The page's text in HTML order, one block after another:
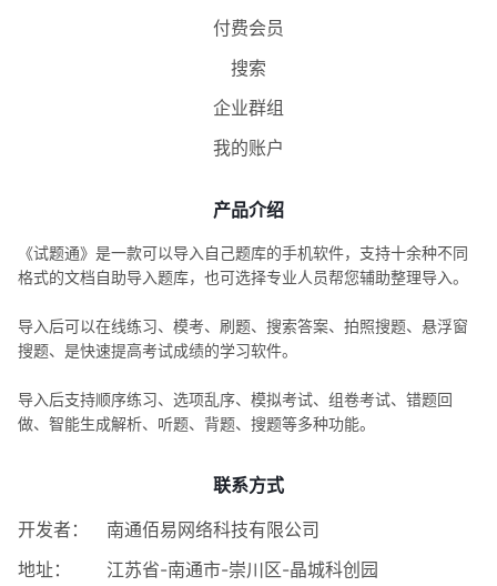
付费会员
搜索
企业群组
我的账户
产品介绍
《试题通》是一款可以导入自己题库的手机软件，支持十余种不同
格式的文档自助导入题库，也可选择专业人员帮您辅助整理导入。
导入后可以在线练习、模考、刷题、搜索答案、拍照搜题、悬浮窗
搜题、是快速提高考试成绩的学习软件。
导入后支持顺序练习、选项乱序、模拟考试、组卷考试、错题回
做、智能生成解析、听题、背题、搜题等多种功能。
联系方式
开发者：
南通佰易网络科技有限公司
地址：
江苏省-南通市-崇川区-晶城科创园